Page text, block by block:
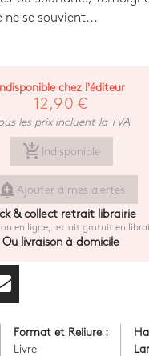
ne se souvient...
Indisponible chez l'éditeur
12,90 €
les prix incluent la TVA
add_shopping_cart Indisponible
add_alert Ajouter à mes alertes
& collect retrait librairie
en ligne, retrait gratuit en
Ou livraison à domicile
Format et Reliure :
Livre